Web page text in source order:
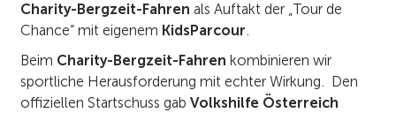
Charity-Bergzeit-Fahren als Auftakt der „Tour de
Chance“ mit eigenem KidsParcour.
Beim Charity-Bergzeit-Fahren kombinieren wir
sportliche Herausforderung mit echter Wirkung. Den
offiziellen Startschuss gab Volkshilfe Österreich